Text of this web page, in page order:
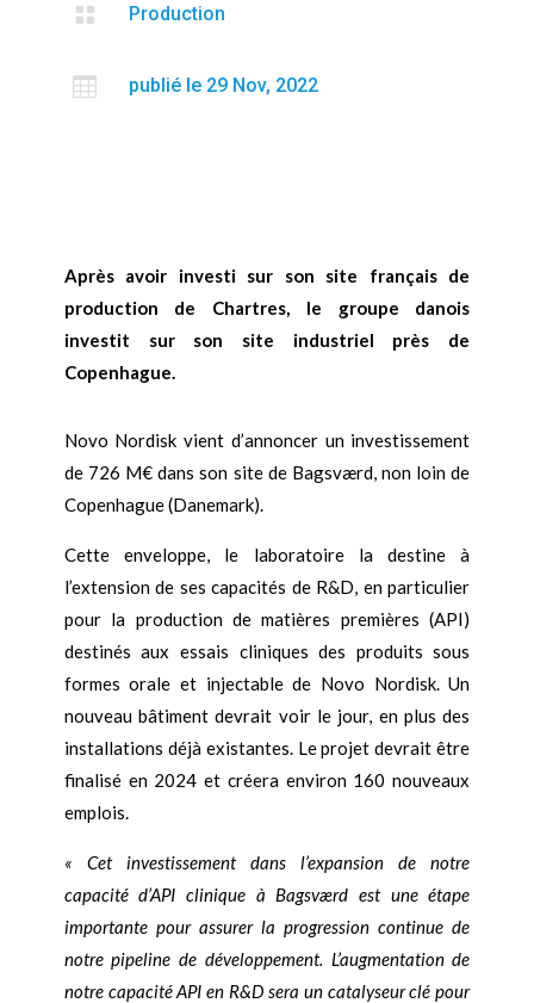
 Production
 publié le 29 Nov, 2022
Après avoir investi sur son site français de
production de Chartres, le groupe danois
investit sur son site industriel près de
Copenhague.
Novo Nordisk vient d’annoncer un investissement
de 726 M€ dans son site de Bagsværd, non loin de
Copenhague (Danemark).
Cette enveloppe, le laboratoire la destine à
l’extension de ses capacités de R&D, en particulier
pour la production de matières premières (API)
destinés aux essais cliniques des produits sous
formes orale et injectable de Novo Nordisk. Un
nouveau bâtiment devrait voir le jour, en plus des
installations déjà existantes. Le projet devrait être
finalisé en 2024 et créera environ 160 nouveaux
emplois.
« Cet investissement dans l’expansion de notre
capacité d’API clinique à Bagsværd est une étape
importante pour assurer la progression continue de
notre pipeline de développement. L’augmentation de
notre capacité API en R&D sera un catalyseur clé pour